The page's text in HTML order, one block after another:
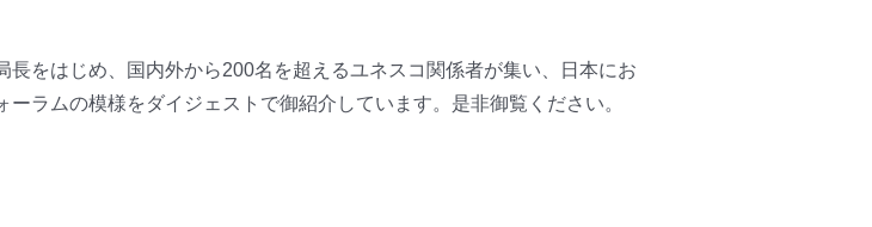
をはじめ、国内外から200名を超えるユネスコ関係者が集い、日本にお
ラムの模様をダイジェストで御紹介しています。是非御覧ください。